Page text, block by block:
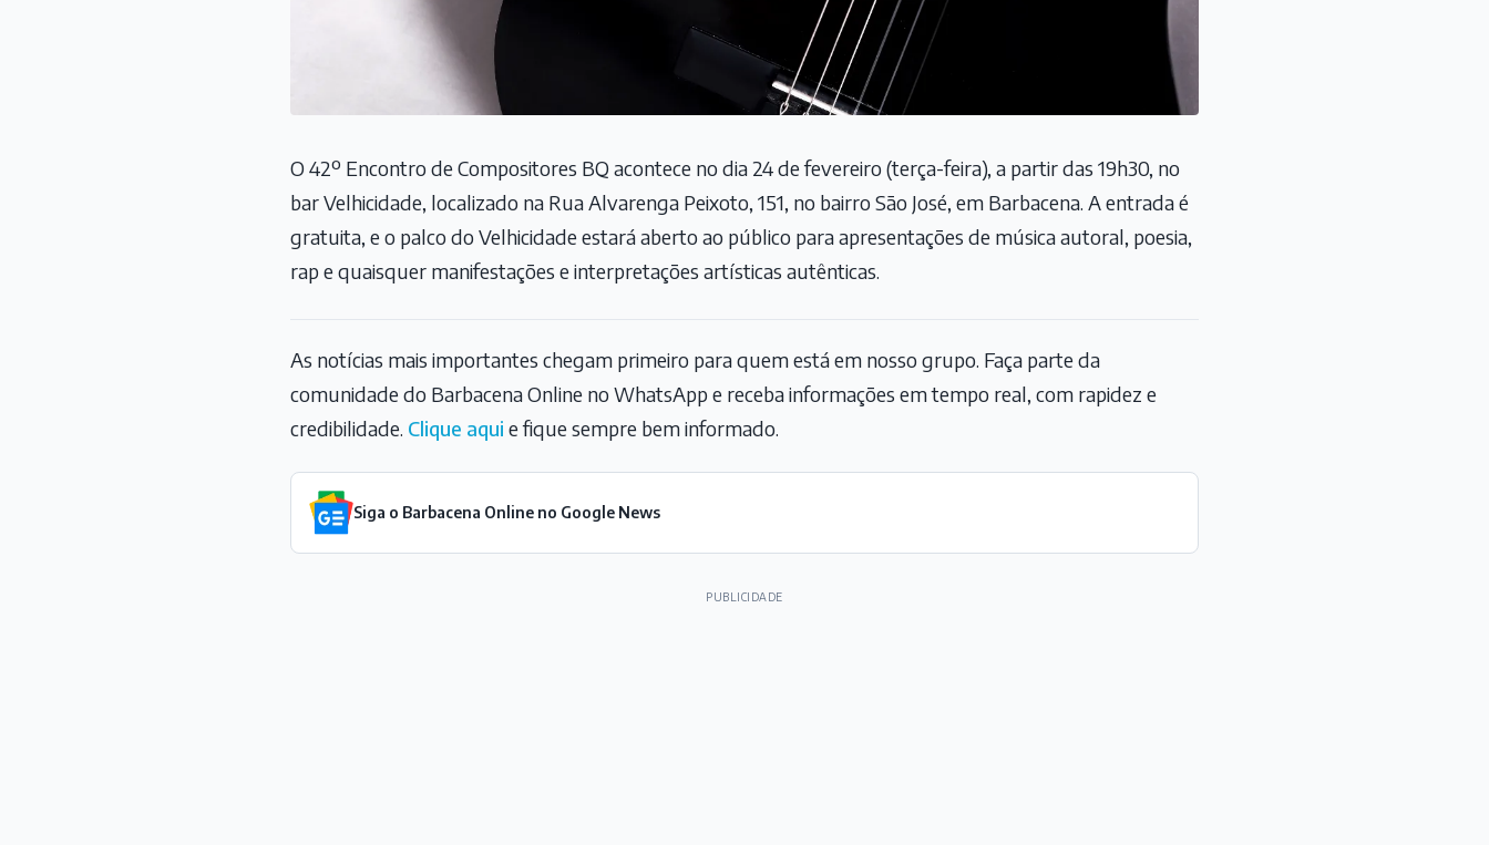
O 42º Encontro de Compositores BQ acontece no dia 24 de fevereiro (terça-feira), a partir das 19h30, no
bar Velhicidade, localizado na Rua Alvarenga Peixoto, 151, no bairro São José, em Barbacena. A entrada é
gratuita, e o palco do Velhicidade estará aberto ao público para apresentações de música autoral, poesia,
rap e quaisquer manifestações e interpretações artísticas autênticas.
As notícias mais importantes chegam primeiro para quem está em nosso grupo. Faça parte da
comunidade do Barbacena Online no WhatsApp e receba informações em tempo real, com rapidez e
credibilidade. Clique aqui e fique sempre bem informado.
Siga o Barbacena Online no Google News
PUBLICIDADE